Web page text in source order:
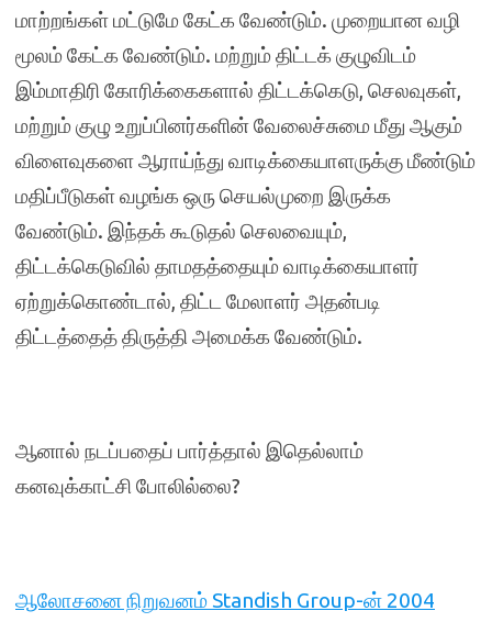
மாற்றங்கள் மட்டுமே கேட்க வேண்டும். முறையான வழி
மூலம் கேட்க வேண்டும். மற்றும் திட்டக் குழுவிடம்
இம்மாதிரி கோரிக்கைகளால் திட்டக்கெடு, செலவுகள்,
மற்றும் குழு உறுப்பினர்களின் வேலைச்சுமை மீது ஆகும்
விளைவுகளை ஆராய்ந்து வாடிக்கையாளருக்கு மீண்டும்
மதிப்பீடுகள் வழங்க ஒரு செயல்முறை இருக்க
வேண்டும். இந்தக் கூடுதல் செலவையும்,
திட்டக்கெடுவில் தாமதத்தையும் வாடிக்கையாளர்
ஏற்றுக்கொண்டால், திட்ட மேலாளர் அதன்படி
திட்டத்தைத் திருத்தி அமைக்க வேண்டும்.
ஆனால் நடப்பதைப் பார்த்தால் இதெல்லாம்
கனவுக்காட்சி போலில்லை?
ஆலோசனை நிறுவனம் Standish Group-ன் 2004